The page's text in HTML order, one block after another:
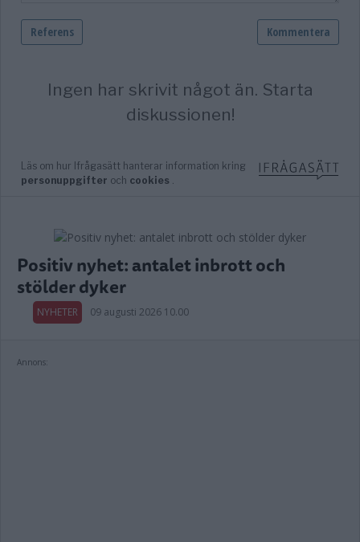
Positiv nyhet: antalet inbrott och
stölder dyker
NYHETER 09 augusti 2026 10.00
Annons: